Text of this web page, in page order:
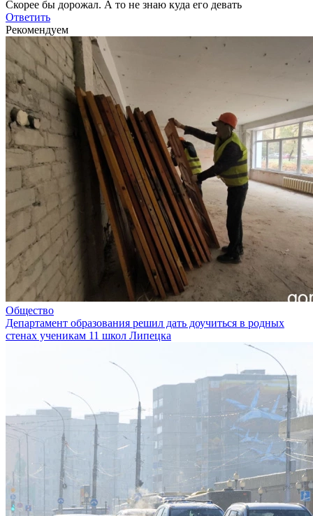
Скорее бы дорожал. А то не знаю куда его девать
Ответить
Рекомендуем
Общество
Департамент образования решил дать доучиться в родных
стенах ученикам 11 школ Липецка